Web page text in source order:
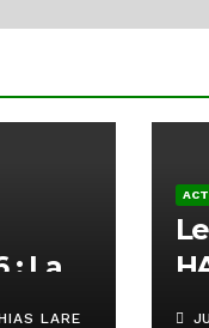
: La
LARE